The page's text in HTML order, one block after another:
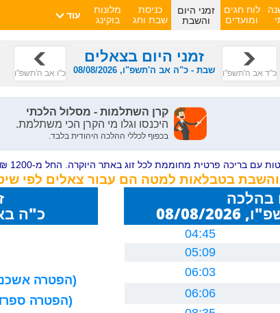
לוח חגים
ומועדים
זמני היום
והשבת
כניסת
שבת וחג
מלונות
בוקינג
עוד
כ"ד אב ה'תשפ"ו
זמני היום בצאלים
שבת - כ"ה אב ה'תשפ"ו, 08/08/2026 כ"ו אב ה'תשפ"ו
עם בריכה פרטית מחוממת לכל זוג באתר היוקרה. החל מ-1200 ₪ ללילה!
והשבת בטבלאות למטה הם עבור צאלים לפי
בהלכה
2026
04:45
05:09
06:03
06:06
כ"ה באב
(הפטרה
(הפטרה